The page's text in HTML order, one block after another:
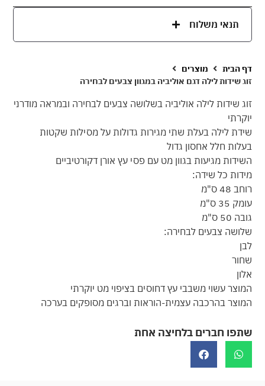
תנאי משלוח
דף הבית
מוצרים
זוג שידות לילה דגם אוליביה במגוון צבעים לבחירה
זוג שידות לילה אוליביה בשלושה צבעים לבחירה ובמראה מודרני
יוקרתי
שידת לילה בעלת שתי מגירות גדולות על מסילות שקטות
בעלות חלל אחסון גדול
השידות מגיעות בגוון מט עם פסי עץ אורן דקורטיביים
מידות כל שידה:
רוחב 48 ס"מ
עומק 35 ס"מ
גובה 50 ס"מ
שלושה צבעים לבחירה:
לבן
שחור
אלון
המוצר עשוי משבבי עץ דחוסים בציפוי מט יוקרתי
המוצר בהרכבה עצמית-הוראות וברגים מסופקים בערכה
שתפו חברים בלחיצה אחת